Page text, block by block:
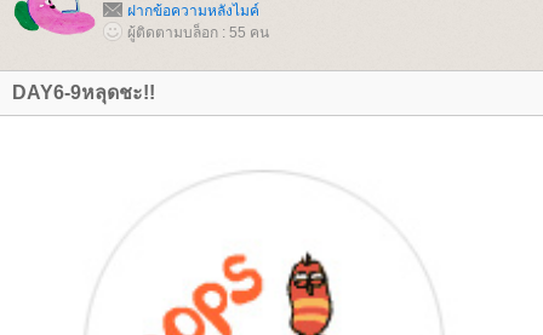
ฝากข้อความหลังไมค์
ผู้ติดตามบล็อก : 55 คน
DAY6-9หลุดชะ!!